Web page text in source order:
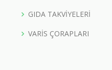
GIDA TAKVİYELERİ
VARİS ÇORAPLARI